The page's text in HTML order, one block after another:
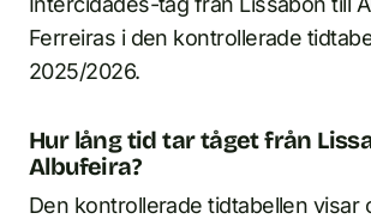
Ferreiras i den kontrollerade
2025/2026.
Hur lång tid tar tåget från
Albufeira?
Den kontrollerade tidtabellen visar